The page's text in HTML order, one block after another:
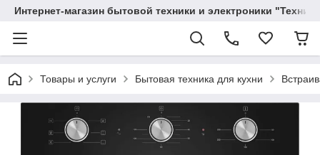
Интернет-магазин бытовой техники и электроники
Товары и услуги Бытовая техника для кухни